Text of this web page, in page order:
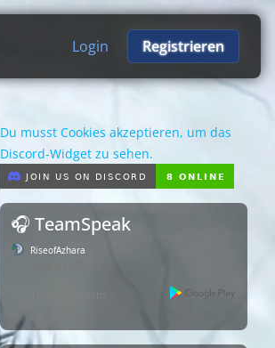
Login Registrieren
Du musst Cookies akzeptieren, um das
Discord-Widget zu sehen.
🎧 TeamSpeak
RiseofAzhara